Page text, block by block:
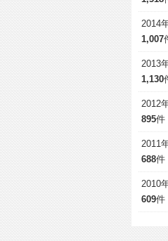
2014
1,007
2013
1,130
2012
895件
2011
688件
2010
609件